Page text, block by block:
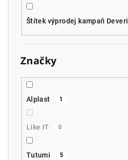
Štítek výprodej kampaň Deveri
Značky
Alplast 1
Like IT 0
Tutumi 5